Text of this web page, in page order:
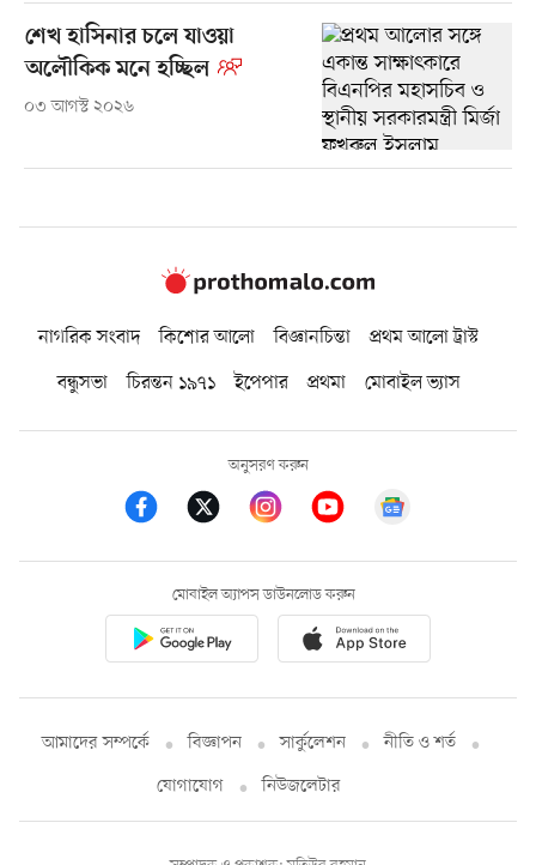
শেখ হাসিনার চলে যাওয়া
অলৌকিক মনে হচ্ছিল
০৩ আগস্ট ২০২৬
নাগরিক সংবাদ কিশোর আলো বিজ্ঞানচিন্তা
প্রথম আলো ট্রাস্ট
বন্ধুসভা
চিরন্তন ১৯৭১ ইপেপার প্রথমা মোবাইল ভ্যাস
অনুসরণ করুন
মোবাইল অ্যাপস ডাউনলোড করুন
আমাদের সম্পর্কে বিজ্ঞাপন সার্কুলেশন
নীতি ও শর্ত
যোগাযোগ
নিউজলেটার